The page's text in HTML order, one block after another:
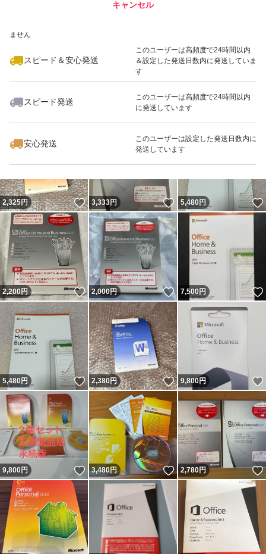
イセンス認証に必要な確認 ID を取得する必要がありま
ゆうパケットポスト
ません
スピード＆安心発送
このユーザーは高頻度で24時間以内
＆設定した発送日数内に発送していま
す
スピード発送
このユーザーは高頻度で24時間以内
に発送しています
安心発送
このユーザーは設定した発送日数内に
発送しています
キャンセル
いいね！
6,000
2,325円 いいね！
3,333円 いいね！
5,480円
2,200円 いいね！
2,000円 いいね！
7,500円
5,480円 いいね！
2,380円 いいね！
9,800円
9,800円 いいね！
3,480円 いいね！
2,780円